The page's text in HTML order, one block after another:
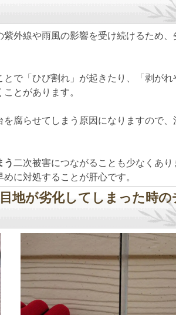
外線や雨風の影響を受け続けるため、
で「ひび割れ」が起きたり、「剥がれ
とがあります。
を腐らせてしまう原因になりますので、
う 二次被害につながることも少なくあり
に対処することが肝心です。
地が劣化してしまった時の